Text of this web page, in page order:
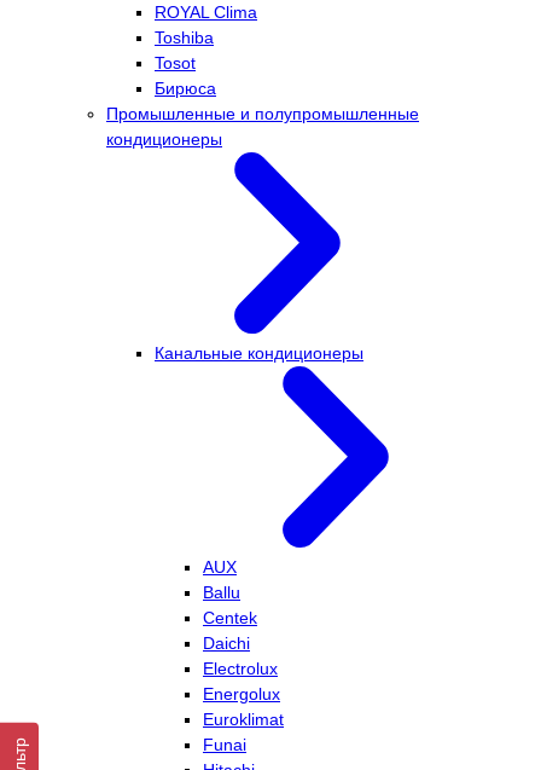
ROYAL Clima
Toshiba
Tosot
Бирюса
Промышленные и полупромышленные
кондиционеры
Канальные кондиционеры
AUX
Ballu
Centek
Daichi
Electrolux
Energolux
Euroklimat
Funai